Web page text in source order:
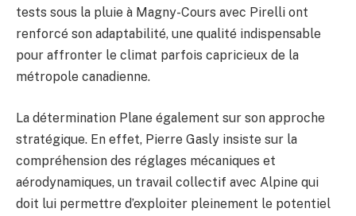
tests sous la pluie à Magny-Cours avec Pirelli ont
renforcé son adaptabilité, une qualité indispensable
pour affronter le climat parfois capricieux de la
métropole canadienne.
La détermination Plane également sur son approche
stratégique. En effet, Pierre Gasly insiste sur la
compréhension des réglages mécaniques et
aérodynamiques, un travail collectif avec Alpine qui
doit lui permettre d’exploiter pleinement le potentiel